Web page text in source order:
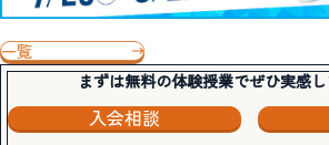
一覧
まずは無料の体験授業でぜひ実感し
入会相談